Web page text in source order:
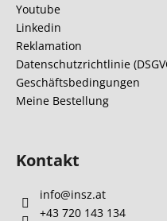
Youtube
Linkedin
Reklamation
Datenschutzrichtlinie
Geschäftsbedingungen
Meine Bestellung
Kontakt
info@insz.at
+43 720 143 134